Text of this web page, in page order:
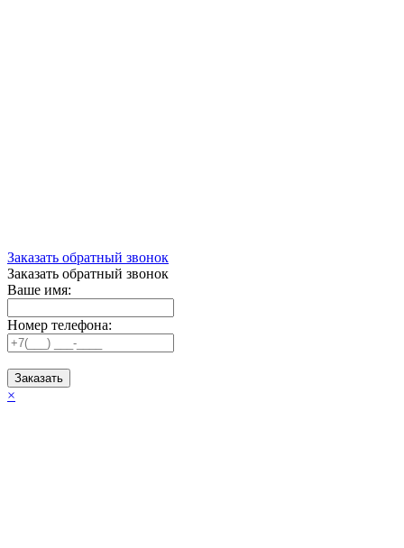
Заказать обратный звонок
Заказать обратный звонок
Ваше имя:
Номер телефона:
Заказать
×